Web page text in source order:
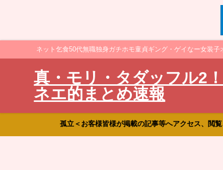
ネット乞食50代無職独身ガチホモ童貞ギング・ゲイなー女装
真・モリ・タダッフル2
ネエ的まとめ速報
孤立＜お客様皆様が掲載の記事等へアクセス、閲